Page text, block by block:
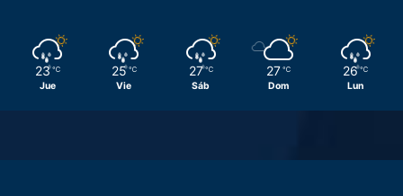
23 ℃
Jue
25 ℃
Vie
27 ℃
Sáb
27 ℃
Dom
26 ℃
Lun